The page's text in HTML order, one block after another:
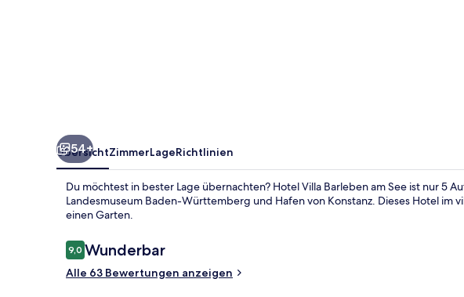
54+
ÜbersichtZimmerLageRichtlinien
Du möchtest in bester Lage übernachten? Hotel Villa Barleben am See ist nur 5
Landesmuseum Baden-Württemberg und Hafen von Konstanz. Dieses Hotel im
einen Garten.
Bewertungen
9,09,0 von 10.
Wunderbar
Alle 63 Bewertungen anzeigen